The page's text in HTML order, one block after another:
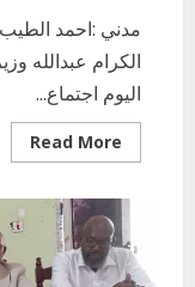
مدني :احمد الطيب
الكرام عبدالله
اليوم اجتماع...
Read More